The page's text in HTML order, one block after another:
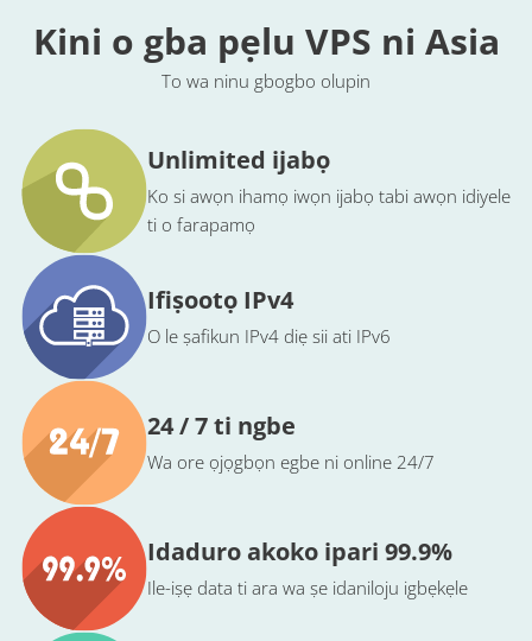
Kini o gba pẹlu VPS ni Asia
To wa ninu gbogbo olupin
Unlimited ijabọ
Ko si awọn ihamọ iwọn ijabọ tabi awọn idiyele
ti o farapamọ
Ifiṣootọ IPv4
O le ṣafikun IPv4 diẹ sii ati IPv6
24 / 7 ti ngbe
Wa ore ọjọgbọn egbe ni online 24/7
Idaduro akoko ipari 99.9%
Ile-iṣẹ data ti ara wa ṣe idaniloju igbẹkẹle